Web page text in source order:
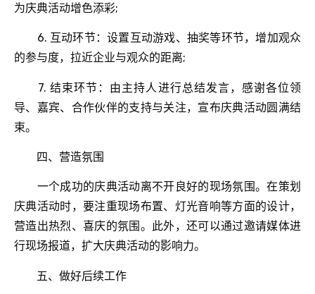
为庆典活动增色添彩;
6. 互动环节：设置互动游戏、抽奖等环节，增加观众
的参与度，拉近企业与观众的距离;
7. 结束环节：由主持人进行总结发言，感谢各位领
导、嘉宾、合作伙伴的支持与关注，宣布庆典活动圆满结
束。
四、营造氛围
一个成功的庆典活动离不开良好的现场氛围。在策划
庆典活动时，要注重现场布置、灯光音响等方面的设计，
营造出热烈、喜庆的氛围。此外，还可以通过邀请媒体进
行现场报道，扩大庆典活动的影响力。
五、做好后续工作